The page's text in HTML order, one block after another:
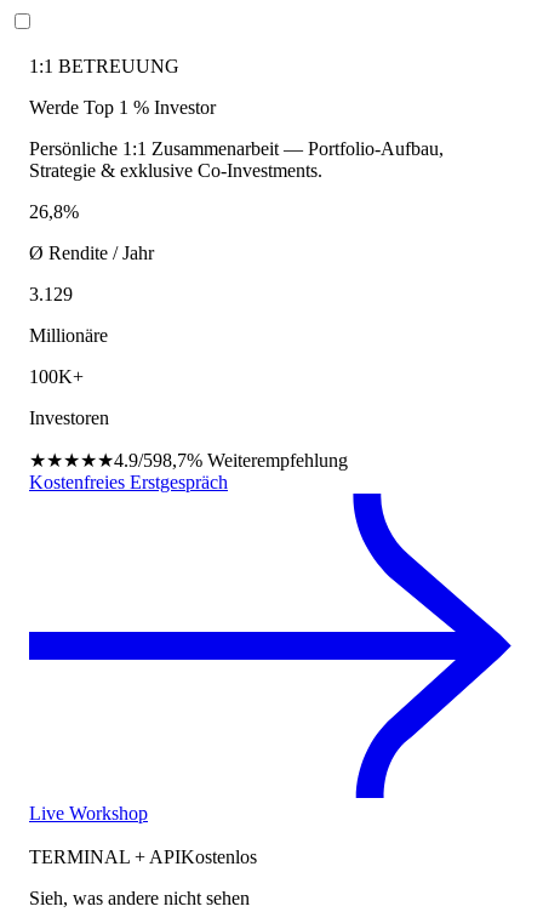
1:1 BETREUUNG
Werde Top 1 % Investor
Persönliche 1:1 Zusammenarbeit — Portfolio-Aufbau,
Strategie & exklusive Co-Investments.
26,8%
Ø Rendite / Jahr
3.129
Millionäre
100K+
Investoren
★★★★★4.9/598,7% Weiterempfehlung
Kostenfreies Erstgespräch
Live Workshop
TERMINAL + APIKostenlos
Sieh, was andere nicht sehen